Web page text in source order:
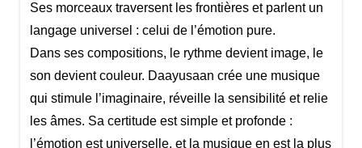
Ses morceaux traversent les frontières et parlent un
langage universel : celui de l’émotion pure.
Dans ses compositions, le rythme devient image, le
son devient couleur. Daayusaan crée une musique
qui stimule l’imaginaire, réveille la sensibilité et relie
les âmes. Sa certitude est simple et profonde :
l’émotion est universelle, et la musique en est la plus